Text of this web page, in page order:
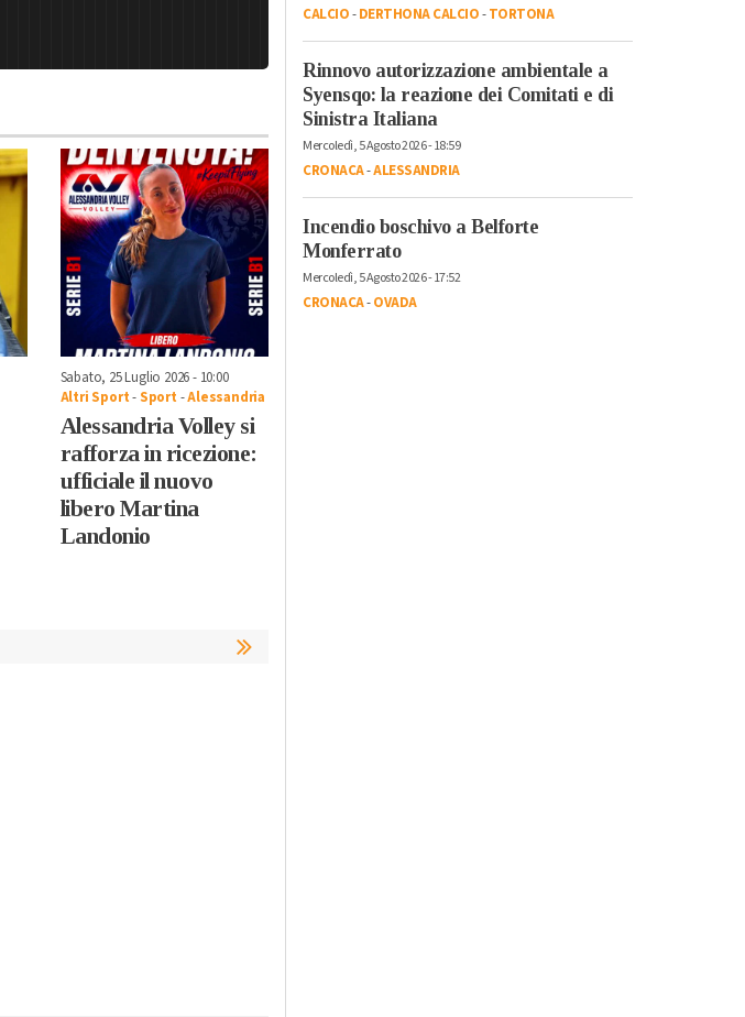
Sabato, 25 Luglio 2026 - 10:00
Altri Sport-Sport -Alessandria
Alessandria Volley si
rafforza in ricezione:
ufficiale il nuovo
libero Martina
Landonio
CALCIO-DERTHONA CALCIO-TORTONA
Rinnovo autorizzazione ambientale a
Syensqo: la reazione dei Comitati e di
Sinistra Italiana
Mercoledì, 5 Agosto 2026 - 18:59
CRONACA-ALESSANDRIA
Incendio boschivo a Belforte
Monferrato
Mercoledì, 5 Agosto 2026 - 17:52
CRONACA-OVADA